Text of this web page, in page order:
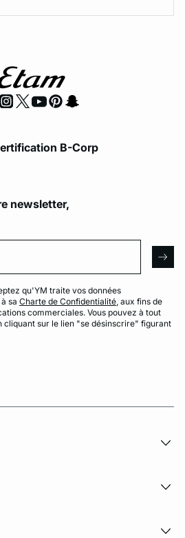
B-Corp
newsletter,
qu'YM traite vos données
sa Charte de Confidentialité, aux fins de
commerciales. Vous pouvez à tout
cliquant sur le lien "se désinscrire" figurant